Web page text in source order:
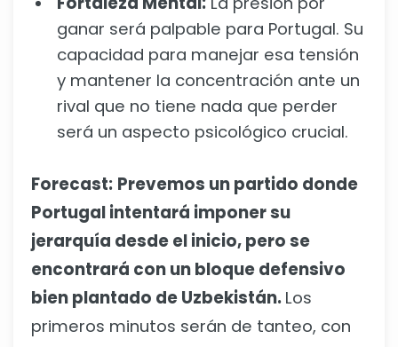
ganar será palpable para Portugal. Su
capacidad para manejar esa tensión
y mantener la concentración ante un
rival que no tiene nada que perder
será un aspecto psicológico crucial.
Forecast: Prevemos un partido donde
Portugal intentará imponer su
jerarquía desde el inicio, pero se
encontrará con un bloque defensivo
bien plantado de Uzbekistán. Los
primeros minutos serán de tanteo, con